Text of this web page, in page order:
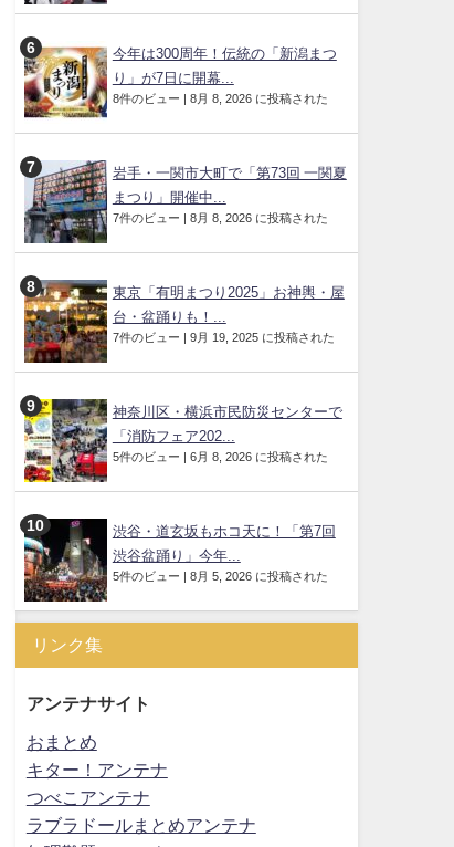
今年は300周年！伝統の「新潟まつ
り」が7日に開幕...
8件のビュー | 8月 8, 2026 に投稿された
岩手・一関市大町で「第73回 一関夏
まつり」開催中...
7件のビュー | 8月 8, 2026 に投稿された
東京「有明まつり2025」お神輿・屋
台・盆踊りも！...
7件のビュー | 9月 19, 2025 に投稿された
神奈川区・横浜市民防災センターで
「消防フェア202...
5件のビュー | 6月 8, 2026 に投稿された
渋谷・道玄坂もホコ天に！「第7回
渋谷盆踊り」今年...
5件のビュー | 8月 5, 2026 に投稿された
リンク集
アンテナサイト
おまとめ
キター！アンテナ
つべこアンテナ
ラブラドールまとめアンテナ